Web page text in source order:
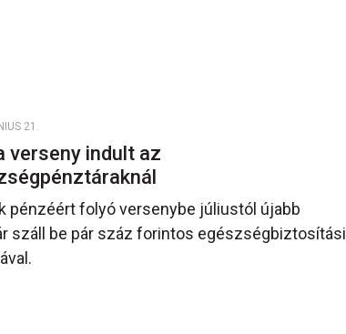
21.
verseny indult az
pénzéért folyó versenybe júliustól újabb
száll be pár száz forintos egészségbiztosítási